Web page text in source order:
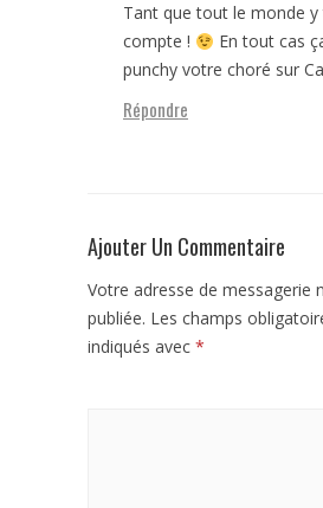
Tant que tout le monde
compte !
En tout cas
punchy votre choré sur
Répondre
Ajouter Un Commentaire
Votre adresse de messagerie
publiée. Les champs
indiqués avec *